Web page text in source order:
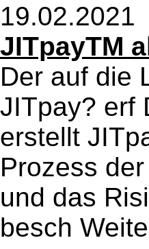
19.02.2021
JITpayTM
Der auf die
JITpay? erf
erstellt
Prozess
und das
besch